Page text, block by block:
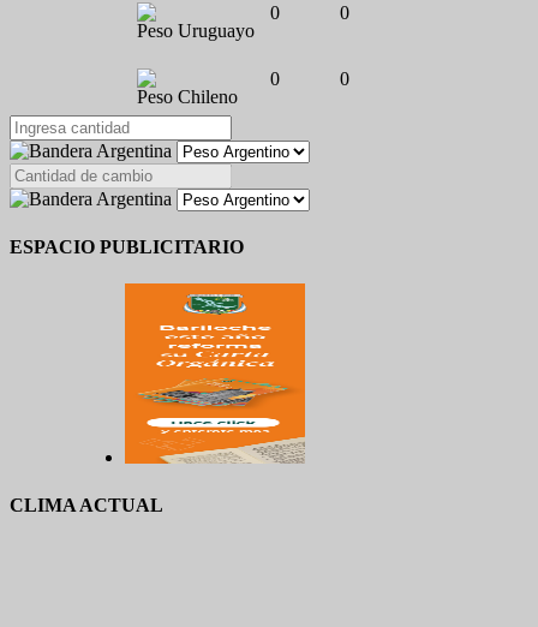
Peso Uruguayo
0 0
Peso Chileno
0 0
ESPACIO PUBLICITARIO
CLIMA ACTUAL